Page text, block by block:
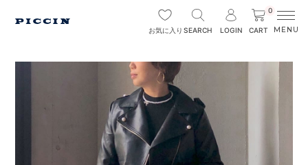
お気に入り SEARCH LOGIN
0
CART